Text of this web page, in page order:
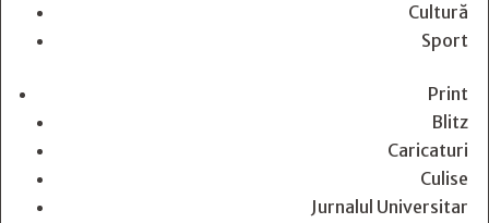
Cultură
Sport
Print
Blitz
Caricaturi
Culise
Jurnalul Universitar